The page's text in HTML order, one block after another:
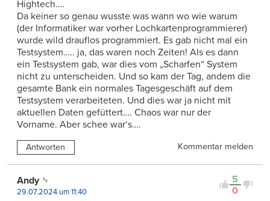
Hightech….
Da keiner so genau wusste was wann wo wie warum
(der Informatiker war vorher Lochkartenprogrammierer)
wurde wild drauflos programmiert. Es gab nicht mal ein
Testsystem….. ja, das waren noch Zeiten! Als es dann
ein Testsystem gab, war dies vom „Scharfen“ System
nicht zu unterscheiden. Und so kam der Tag, andem die
gesamte Bank ein normales Tagesgeschäft auf dem
Testsystem verarbeiteten. Und dies war ja nicht mit
aktuellen Daten gefüttert…. Chaos war nur der
Vorname. Aber schee war‘s….
Antworten Kommentar melden
5
0
Andy
29.07.2024 um 11:40